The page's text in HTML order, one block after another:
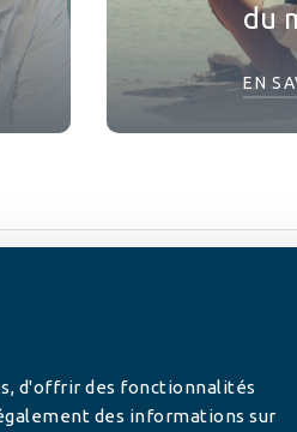
d'offrir des fonctionnalités
des informations sur
du
EN